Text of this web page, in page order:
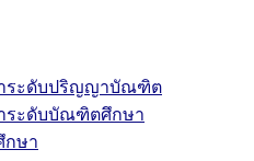
ระดับปริญญาบัณฑิต
ระดับบัณฑิตศึกษา
กษา